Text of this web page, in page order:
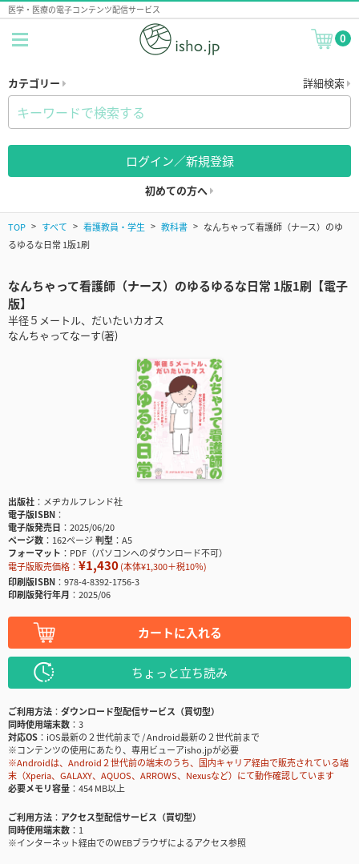
医学・医療の電子コンテンツ配信サービス
0
カテゴリー 詳細検索
ログイン／新規登録
初めての方へ
TOP すべて 看護教員・学生 教科書
なんちゃって看護師（ナース）のゆ
るゆるな日常 1版1刷
なんちゃって看護師（ナース）のゆるゆるな日常 1版1刷【電子
版】
半径５メートル、だいたいカオス
なんちゃってなーす(著)
出版社
メヂカルフレンド社
電子版ISBN
電子版発売日
2025/06/20
ページ数
162ページ判型
A5
フォーマット
PDF（パソコンへのダウンロード不可）
電子版販売価格： ¥1,430(本体¥1,300＋税10％)
印刷版ISBN
978-4-8392-1756-3
印刷版発行年月
2025/06
カートに入れる
ちょっと立ち読み
ご利用方法
ダウンロード型配信サービス（買切型）
同時使用端末数
3
対応OS
iOS最新の２世代前まで / Android最新の２世代前まで
※コンテンツの使用にあたり、専用ビューアisho.jpが必要
※Androidは、Android２世代前の端末のうち、国内キャリア経由で販売されている端
末（Xperia、GALAXY、AQUOS、ARROWS、Nexusなど）にて動作確認しています
必要メモリ容量
454 MB以上
ご利用方法
アクセス型配信サービス（買切型）
同時使用端末数
1
※インターネット経由でのWEBブラウザによるアクセス参照